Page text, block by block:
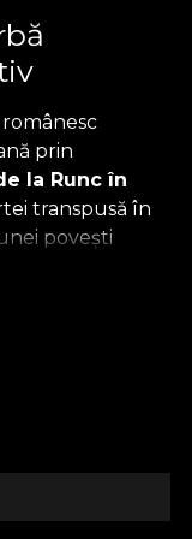
prin
la Runc în
transpusă în
povești
o paletă
într-o
premium.
decorativ îl
în amenajarea